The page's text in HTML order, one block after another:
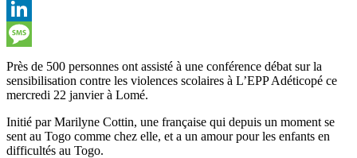
Viber
LinkedIn
Message
Près de 500 personnes ont assisté à une conférence débat sur la
sensibilisation contre les violences scolaires à L’EPP Adéticopé ce
mercredi 22 janvier à Lomé.
Initié par Marilyne Cottin, une française qui depuis un moment se
sent au Togo comme chez elle, et a un amour pour les enfants en
difficultés au Togo.